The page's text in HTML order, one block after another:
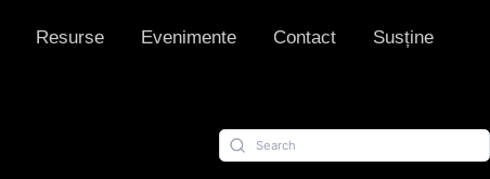
Resurse Evenimente Contact Susține